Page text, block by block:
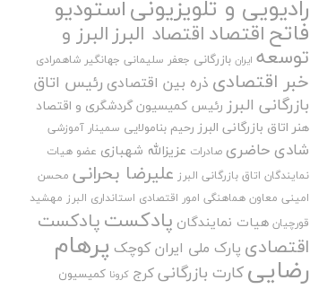
رادیویی و تلویزیونیاستودیو
فاتحاقتصاداقتصاد البرزالبرز و
توسعه ایران بازرگانی جعفر سلیمانی جهانگیر شاهمرادی
خبر اقتصادی ذره بین اقتصادی رئیس اتاق
بازرگانی البرز رئیس کمیسیون گردشگری و اقتصاد
هنر اتاق بازرگانی البرز رحیم بنامولایی سمینار آموزشی
شادی حاضری صادرات عزیزالله شهبازی عضو هیات
نمایندگان اتاق بازرگانی البرز علیرضا بحرانی محسن
امینی معاون هماهنگی امور اقتصادی استانداری البرز مهشید
قورچیان هیات نمایندگان پادکستپادکست
اقتصادی پارک ملی ایران کوچک پرهام
رضاییکارت بازرگانیکرج کرونا کمیسیون